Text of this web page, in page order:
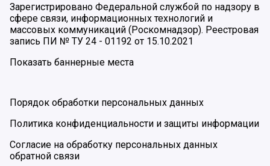
Зарегистрировано Федеральной службой по надзору в
сфере связи, информационных технологий и
массовых коммуникаций (Роскомнадзор). Реестровая
запись ПИ № ТУ 24 - 01192 от 15.10.2021
Показать баннерные места
Порядок обработки персональных данных
Политика конфиденциальности и защиты информации
Согласие на обработку персональных данных
обратной связи